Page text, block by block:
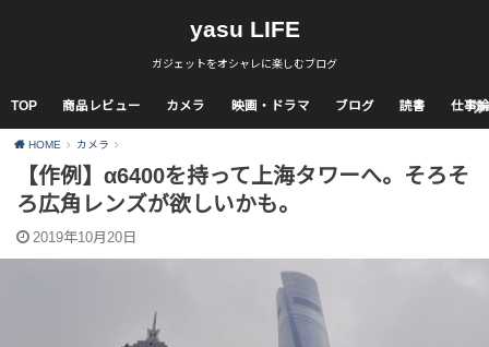
yasu LIFE
ガジェットをオシャレに楽しむブログ
TOP 商品レビュー カメラ 映画・ドラマ ブログ 読書 仕事論
HOME カメラ
【作例】α6400を持って上海タワーへ。そろそ
ろ広角レンズが欲しいかも。
2019年10月20日